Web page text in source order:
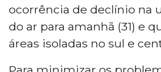
ocorrência de declínio na
do ar para amanhã (31) e
áreas isoladas no sul e